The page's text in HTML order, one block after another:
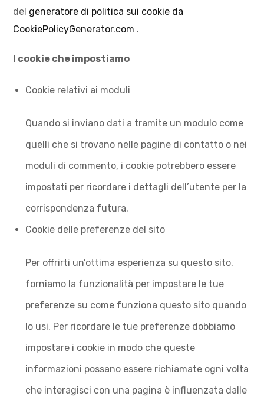
del generatore di politica sui cookie da
CookiePolicyGenerator.com .
I cookie che impostiamo
Cookie relativi ai moduli
Quando si inviano dati a tramite un modulo come
quelli che si trovano nelle pagine di contatto o nei
moduli di commento, i cookie potrebbero essere
impostati per ricordare i dettagli dell’utente per la
corrispondenza futura.
Cookie delle preferenze del sito
Per offrirti un’ottima esperienza su questo sito,
forniamo la funzionalità per impostare le tue
preferenze su come funziona questo sito quando
lo usi. Per ricordare le tue preferenze dobbiamo
impostare i cookie in modo che queste
informazioni possano essere richiamate ogni volta
che interagisci con una pagina è influenzata dalle